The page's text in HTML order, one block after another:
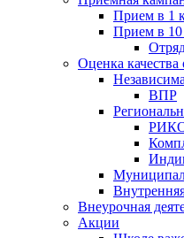
Прием в 1
Прием в 10
Оценка качества
ВПР
РИКО
Внеурочная
Акции